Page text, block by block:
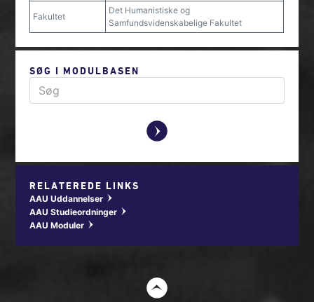
Fakultet
Det Humanistiske og
Samfundsvidenskabelige Fakultet
SØG I MODULBASEN
y
RELATEREDE LINKS
AAU Uddannelser w
AAU Studieordninger w
AAU Moduler w
t